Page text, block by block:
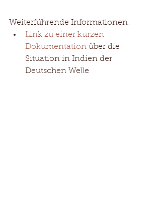
Weiterführende Informationen:
Link zu einer kurzen
Dokumentation über die
Situation in Indien der
Deutschen Welle